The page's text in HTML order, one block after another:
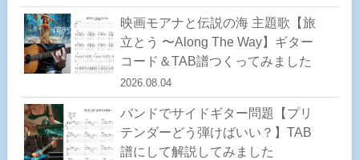
映画モアナと伝説の海 主題歌【旅
立とう 〜Along The Way】ギター
コード＆TAB譜つくってみました
2026.08.04
バンドでサイドギター問題【プリ
テンダーどう弾けばいい？】TAB
譜にして解説してみました